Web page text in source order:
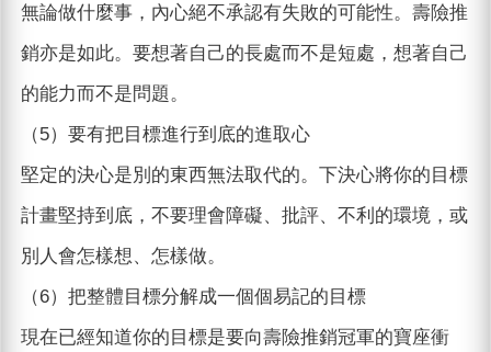
無論做什麼事，內心絕不承認有失敗的可能性。壽險推
銷亦是如此。要想著自己的長處而不是短處，想著自己
的能力而不是問題。
（5）要有把目標進行到底的進取心
堅定的決心是別的東西無法取代的。下決心將你的目標
計畫堅持到底，不要理會障礙、批評、不利的環境，或
別人會怎樣想、怎樣做。
（6）把整體目標分解成一個個易記的目標
現在已經知道你的目標是要向壽險推銷冠軍的寶座衝